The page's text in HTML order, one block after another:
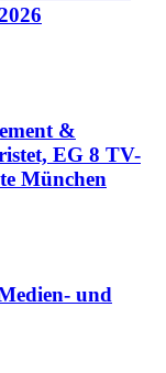
&
EG 8 TV-
München
und